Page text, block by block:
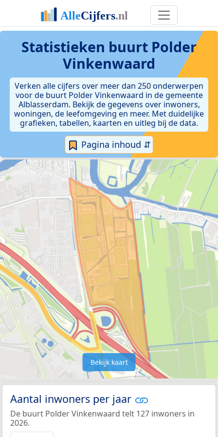
Statistieken buurt Polder
Vinkenwaard
Verken alle cijfers over meer dan 250 onderwerpen
voor de buurt Polder Vinkenwaard in de gemeente
Alblasserdam. Bekijk de gegevens over inwoners,
woningen, de leefomgeving en meer. Met duidelijke
grafieken, tabellen, kaarten en uitleg bij de data.
Pagina inhoud ⇵
Bekijk kaart
Aantal inwoners per jaar
De buurt Polder Vinkenwaard telt 127 inwoners in
2026.